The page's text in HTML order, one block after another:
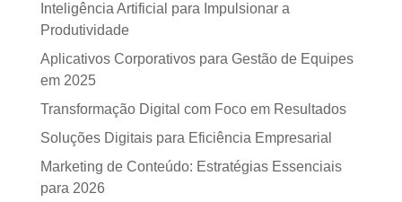
Inteligência Artificial para Impulsionar a
Produtividade
Aplicativos Corporativos para Gestão de Equipes
em 2025
Transformação Digital com Foco em Resultados
Soluções Digitais para Eficiência Empresarial
Marketing de Conteúdo: Estratégias Essenciais
para 2026